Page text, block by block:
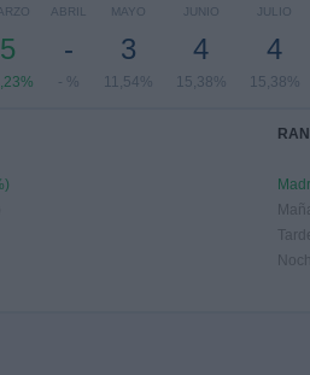
5
ABRIL
-
- %
MAYO
3
11,54%
JUNIO
4
15,38%
JULIO
4
15,38%